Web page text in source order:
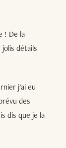
! De la
détails
j'ai eu
des
dis que je la